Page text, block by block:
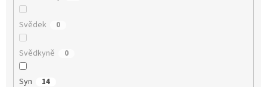
Svědek 0
Svědkyně 0
Syn 14